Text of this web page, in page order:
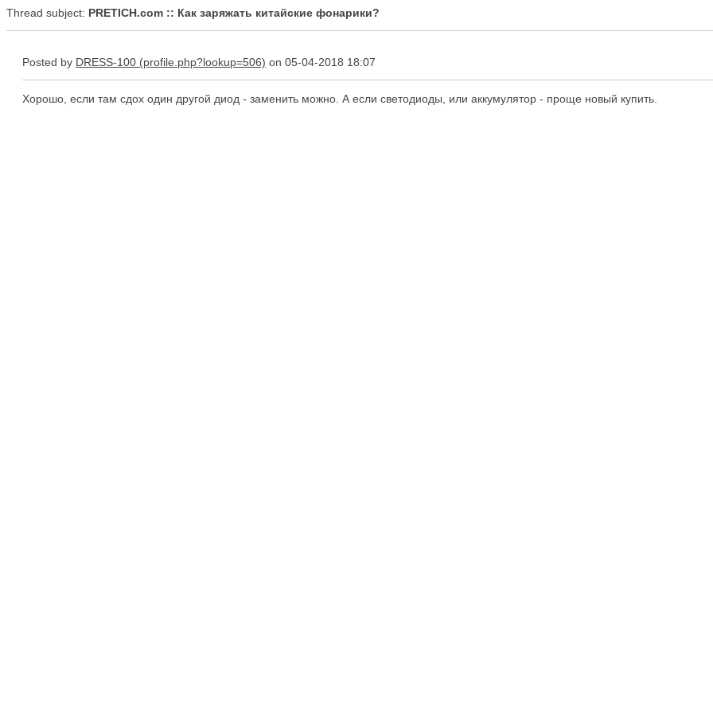
Thread subject: PRETICH.com :: Как заряжать китайские фонарики?
Posted by DRESS-100 on 05-04-2018 18:07
Хорошо, если там сдох один другой диод - заменить можно. А если светодиоды, или аккумулятор - проще новый купить.